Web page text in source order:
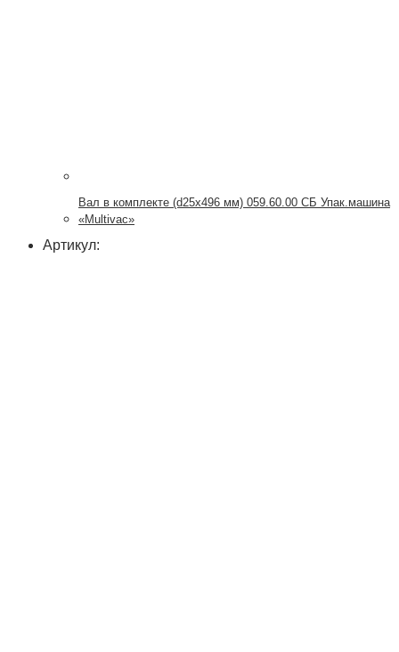
Вал в комплекте (d25х496 мм) 059.60.00 СБ Упак.машина
«Multivac»
Артикул: